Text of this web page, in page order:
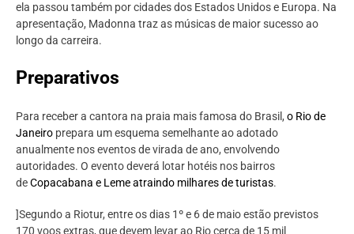
ela passou também por cidades dos Estados Unidos e Europa. Na
apresentação, Madonna traz as músicas de maior sucesso ao
longo da carreira.
Preparativos
Para receber a cantora na praia mais famosa do Brasil, o Rio de
Janeiro prepara um esquema semelhante ao adotado
anualmente nos eventos de virada de ano, envolvendo
autoridades. O evento deverá lotar hotéis nos bairros
deCopacabana e Lemeatraindo milhares de turistas.
]Segundo a Riotur, entre os dias 1º e 6 de maio estão previstos
170 voos extras, que devem levar ao Rio cerca de 15 mil